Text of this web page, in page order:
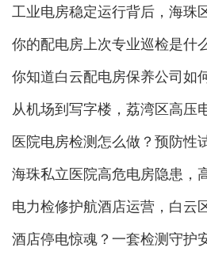
酒店停电惊魂？一套检测守护